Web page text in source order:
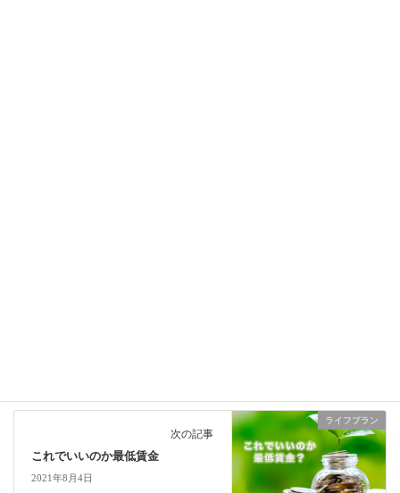
ライフプラン
次の記事
これでいいのか最低賃金
2021年8月4日